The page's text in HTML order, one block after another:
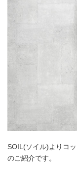
SOIL(ソイル)よりコ
のご紹介です。